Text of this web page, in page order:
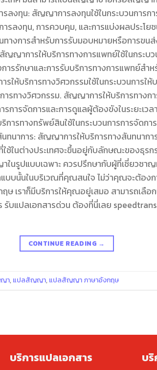
ลงทุน: สัญญาการลงทุนใช้ในกระบวนการก
ารลงทุน, การควบคุม, และการแบ่งผลประ
งการสำหรับการรับมอบหมายหรือการขนส่
าการให้บริการทางการแพทย์ใช้ในกระบว
การรักษาและการรับบริการทางการแพทย์ส
ให้บริการทางวิศวกรรมใช้ในกระบวนการให้
รทางวิศวกรรม. สัญญาการให้บริการทางก
ารการจัดการและการดูแลผู้ต้องขังในระยะเ
ารทางทรัพย์สินใช้ในกระบวนการการจัดกา
นาการ: สัญญาการให้บริการทางสันทนาการ
ในต่างประเทศจะขึ้นอยู่กับลักษณะของธุรก
นรูปแบบเฉพาะ ควรปรึกษากับผู้ที่เชี่ยวชา
บนั้นในบริเวณที่คุณสนใจ ไม่ว่าคุณจะต้องก
เราก็มีบริการให้คุณอยู่เสมอ สามารถเลือ
บแปลเอกสารด่วน ต้องที่นี่เลย
CONTINUE READING →
า,แปลสัญญา,แปลสัญญา ภาษาอังกฤษ
บริการแปลเอกสาร บ